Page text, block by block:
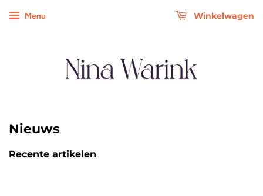
Menu Winkelwagen
Nieuws
Recente artikelen